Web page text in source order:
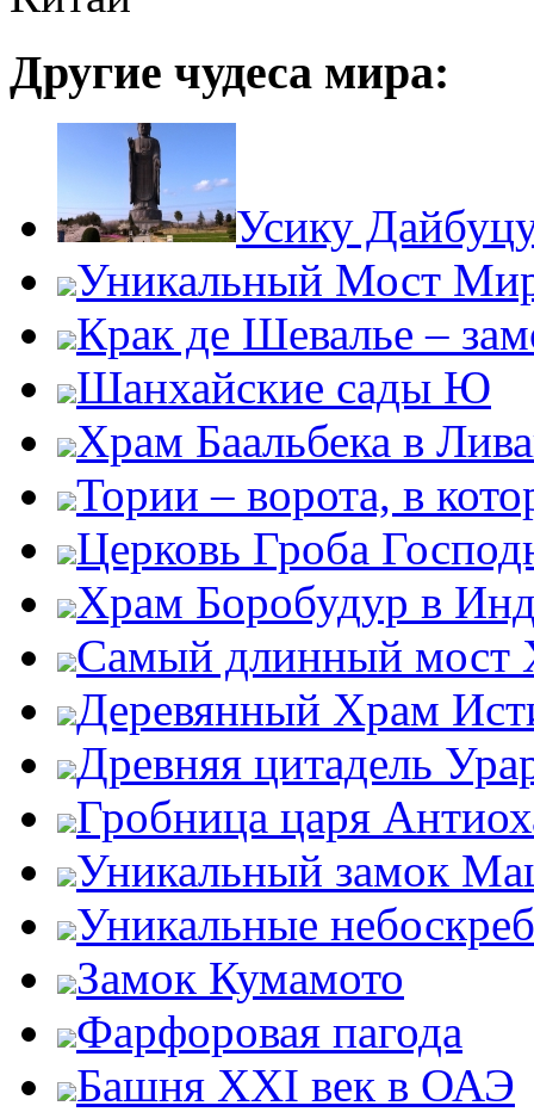
Другие чудеса мира:
Усику
Уникальный Мост
Крак де Шевалье –
Шанхайские сады Ю
Храм Баальбека в
Тории – ворота, в
Церковь Гроба
Храм Боробудур в
Самый длинный мост
Деревянный Храм
Древняя цитадель
Гробница царя
Уникальный замок
Уникальные
Замок Кумамото
Фарфоровая пагода
Башня XXI век в ОАЭ